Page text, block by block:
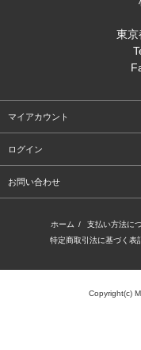
東
マイアカウント
ログイン
お問い合わせ
ホーム / 支払い方法に
特定商取引法に基づく表
Copyright(c)